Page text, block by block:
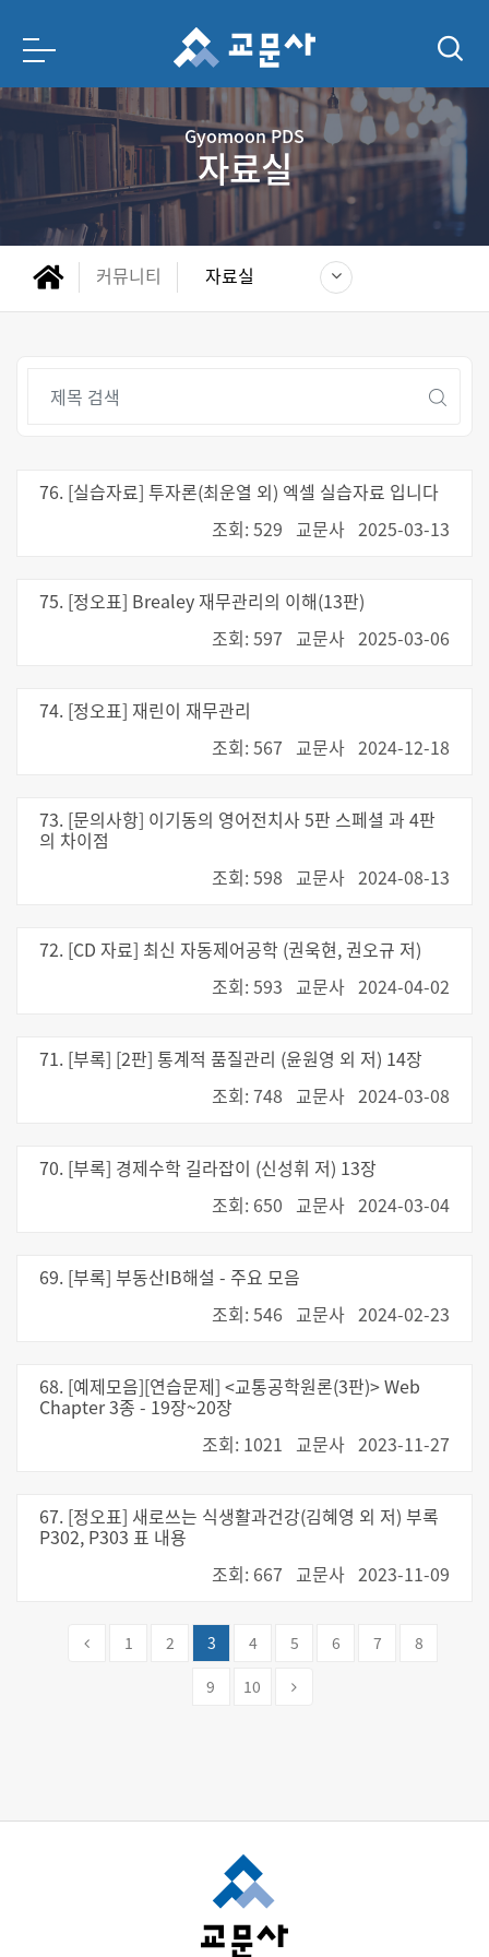
Gyomoon PDS
자료실
커뮤니티 자료실
76. [실습자료] 투자론(최운열 외) 엑셀 실습자료 입니다
조회: 529 교문사 2025-03-13
75. [정오표] Brealey 재무관리의 이해(13판)
조회: 597 교문사 2025-03-06
74. [정오표] 재린이 재무관리
조회: 567 교문사 2024-12-18
73. [문의사항] 이기동의 영어전치사 5판 스페셜 과 4판
의 차이점
조회: 598 교문사 2024-08-13
72. [CD 자료] 최신 자동제어공학 (권욱현, 권오규 저)
조회: 593 교문사 2024-04-02
71. [부록] [2판] 통계적 품질관리 (윤원영 외 저) 14장
조회: 748 교문사 2024-03-08
70. [부록] 경제수학 길라잡이 (신성휘 저) 13장
조회: 650 교문사 2024-03-04
69. [부록] 부동산IB해설 - 주요 모음
조회: 546 교문사 2024-02-23
68. [예제모음][연습문제] <교통공학원론(3판)> Web
Chapter 3종 - 19장~20장
조회: 1021 교문사 2023-11-27
67. [정오표] 새로쓰는 식생활과건강(김혜영 외 저) 부록
P302, P303 표 내용
조회: 667 교문사 2023-11-09
1 2 3 4 5 6 7
8
9
10